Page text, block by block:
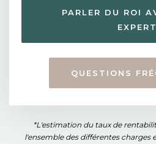
PARLER DU ROI
EXPERT
QUESTIONS
*L'estimation du taux de
l'ensemble des différentes charges